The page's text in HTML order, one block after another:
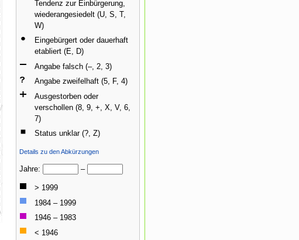
Tendenz zur Einbürgerung,
wiederangesiedelt (U, S, T,
W)
Eingebürgert oder dauerhaft
etabliert (E, D)
Angabe falsch (–, 2, 3)
Angabe zweifelhaft (5, F, 4)
Ausgestorben oder
verschollen (8, 9, +, X, V, 6,
7)
Status unklar (?, Z)
Details zu den Abkürzungen
Jahre: –
> 1999
1984 – 1999
1946 – 1983
< 1946